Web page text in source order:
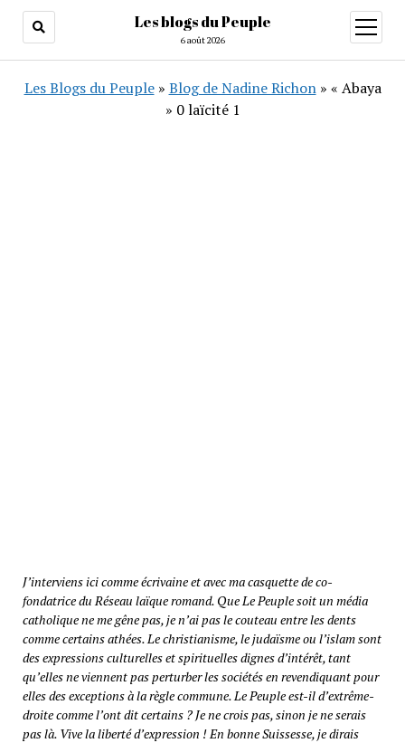
Les blogs du Peuple
6 août 2026
ouvrir
menu
Les Blogs du Peuple» Blog de Nadine Richon» « Abaya
» 0 laïcité 1
J’interviens ici comme écrivaine et avec ma casquette de co-
fondatrice du Réseau laïque romand. Que Le Peuple soit un média
catholique ne me gêne pas, je n’ai pas le couteau entre les dents
comme certains athées. Le christianisme, le judaïsme ou l’islam sont
des expressions culturelles et spirituelles dignes d’intérêt, tant
qu’elles ne viennent pas perturber les sociétés en revendiquant pour
elles des exceptions à la règle commune. Le Peuple est-il d’extrême-
droite comme l’ont dit certains ? Je ne crois pas, sinon je ne serais
pas là. Vive la liberté d’expression ! En bonne Suissesse, je dirais